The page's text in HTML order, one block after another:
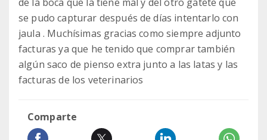
se pudo capturar después de días intentarlo con
jaula . Muchísimas gracias como siempre adjunto
facturas ya que he tenido que comprar también
algún saco de pienso extra junto a las latas y las
facturas de los veterinarios
Comparte